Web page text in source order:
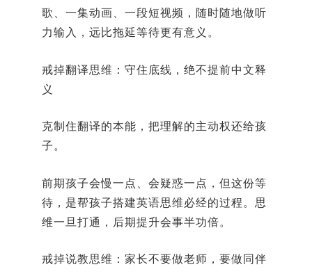
歌、一集动画、一段短视频，随时随地做听
力输入，远比拖延等待更有意义。
戒掉翻译思维：守住底线，绝不提前中文释
义
克制住翻译的本能，把理解的主动权还给孩
子。
前期孩子会慢一点、会疑惑一点，但这份等
待，是帮孩子搭建英语思维必经的过程。思
维一旦打通，后期提升会事半功倍。
戒掉说教思维：家长不要做老师，要做同伴